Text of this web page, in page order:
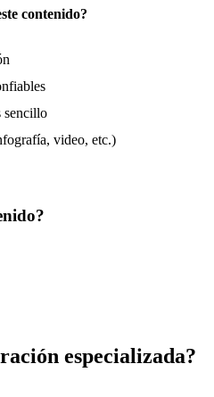
contenido?
sencillo
video, etc.)
especializada?